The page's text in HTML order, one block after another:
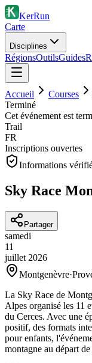
KerRun
Carte
Disciplines
RégionsOutilsGuides
Accueil Courses
Terminé
Cet événement est
Trail
FR
Inscriptions ouvertes
Informations
Sky Race
Partager
samedi
11
juillet 2026
Montgenèvre·
La Sky Race de
Alpes organisé les 11
du Cerces. Avec une
positif, des formats
pour enfants,
montagne au départ